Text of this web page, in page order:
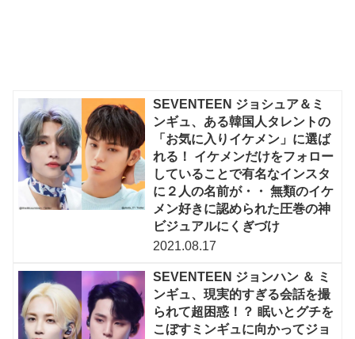
SEVENTEEN ジョシュア＆ミ
ンギュ、ある韓国人タレントの
「お気に入りイケメン」に選ば
れる！ イケメンだけをフォロー
していることで有名なインスタ
に２人の名前が・・ 無類のイケ
メン好きに認められた圧巻の神
ビジュアルにくぎづけ
2021.08.17
SEVENTEEN ジョンハン ＆ ミ
ンギュ、現実的すぎる会話を撮
られて超困惑！？ 眠いとグチを
こぼすミンギュに向かってジョ